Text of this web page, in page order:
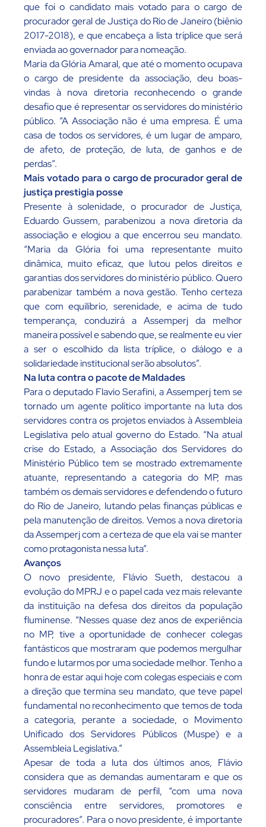
que foi o candidato mais votado para o cargo de
procurador geral de Justiça do Rio de Janeiro (biênio
2017-2018), e que encabeça a lista tríplice que será
enviada ao governador para nomeação.
Maria da Glória Amaral, que até o momento ocupava
o cargo de presidente da associação, deu boas-
vindas à nova diretoria reconhecendo o grande
desafio que é representar os servidores do ministério
público. “A Associação não é uma empresa. É uma
casa de todos os servidores, é um lugar de amparo,
de afeto, de proteção, de luta, de ganhos e de
perdas”.
Mais votado para o cargo de procurador geral de
justiça prestigia posse
Presente à solenidade, o procurador de Justiça,
Eduardo Gussem, parabenizou a nova diretoria da
associação e elogiou a que encerrou seu mandato.
“Maria da Glória foi uma representante muito
dinâmica, muito eficaz, que lutou pelos direitos e
garantias dos servidores do ministério público. Quero
parabenizar também a nova gestão. Tenho certeza
que com equilíbrio, serenidade, e acima de tudo
temperança, conduzirá a Assemperj da melhor
maneira possível e sabendo que, se realmente eu vier
a ser o escolhido da lista tríplice, o diálogo e a
solidariedade institucional serão absolutos”.
Na luta contra o pacote de Maldades
Para o deputado Flavio Serafini, a Assemperj tem se
tornado um agente político importante na luta dos
servidores contra os projetos enviados à Assembleia
Legislativa pelo atual governo do Estado. “Na atual
crise do Estado, a Associação dos Servidores do
Ministério Público tem se mostrado extremamente
atuante, representando a categoria do MP, mas
também os demais servidores e defendendo o futuro
do Rio de Janeiro, lutando pelas finanças públicas e
pela manutenção de direitos. Vemos a nova diretoria
da Assemperj com a certeza de que ela vai se manter
como protagonista nessa luta”.
Avanços
O novo presidente, Flávio Sueth, destacou a
evolução do MPRJ e o papel cada vez mais relevante
da instituição na defesa dos direitos da população
fluminense. “Nesses quase dez anos de experiência
no MP, tive a oportunidade de conhecer colegas
fantásticos que mostraram que podemos mergulhar
fundo e lutarmos por uma sociedade melhor. Tenho a
honra de estar aqui hoje com colegas especiais e com
a direção que termina seu mandato, que teve papel
fundamental no reconhecimento que temos de toda
a categoria, perante a sociedade, o Movimento
Unificado dos Servidores Públicos (Muspe) e a
Assembleia Legislativa.”
Apesar de toda a luta dos últimos anos, Flávio
considera que as demandas aumentaram e que os
servidores mudaram de perfil, “com uma nova
consciência entre servidores, promotores e
procuradores”. Para o novo presidente, é importante